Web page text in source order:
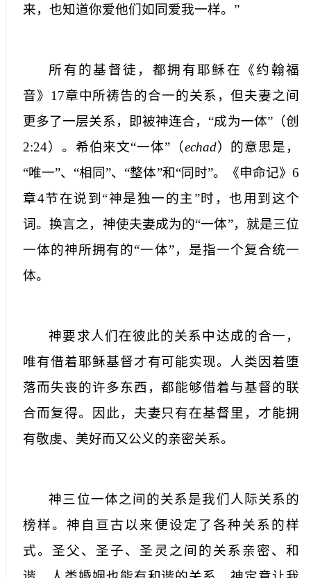
来，也知道你爱他们如同爱我一样。”
所有的基督徒，都拥有耶稣在《约翰福
音》 17章中所祷告的合一的关系，但夫妻之间
更多了一层关系，即被神连合，“成为一体”（创
2:24）。希伯来文“一体”（echad）的意思是，
“唯一”、“相同”、“整体”和“同时”。《申命记》 6
章4节在说到“神是独一的主”时，也用到这个
词。换言之，神使夫妻成为的“一体”，就是三位
一体的神所拥有的“一体”，是指一个复合统一
体。
神要求人们在彼此的关系中达成的合一，
唯有借着耶稣基督才有可能实现。人类因着堕
落而失丧的许多东西，都能够借着与基督的联
合而复得。因此，夫妻只有在基督里，才能拥
有敬虔、美好而又公义的亲密关系。
神三位一体之间的关系是我们人际关系的
榜样。神自亘古以来便设定了各种关系的样
式。圣父、圣子、圣灵之间的关系亲密、和